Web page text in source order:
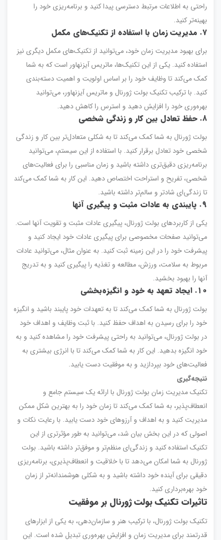
راحتی به اطلاعات مرتبط دسترسی پیدا کنید و برنامه‌ریزی خود را
بهینه‌تر کنید.
۷. مدیریت زمان با استفاده از تکنیک‌های مکمل
برای بهبود مدیریت زمان خود، می‌توانید از تکنیک‌های مکمل دیگری نیز
استفاده کنید. یکی از این تکنیک‌ها، ماتریس آیزنهاور است که به شما
کمک می‌کند تا وظایف خود را بر اساس اولویت و اهمیت دسته‌بندی
کنید. با ترکیب تکنیک بولت ژورنال و ماتریس آیزنهاور، می‌توانید
بهره‌وری خود را افزایش دهید و استرس را کاهش دهید.
۸. حفظ تعادل بین کار و زندگی شخصی
بولت ژورنال به شما کمک می‌کند تا به شکلی متعادل‌تر بین کار و زندگی
شخصی خود تعادل برقرار کنید. با استفاده از این سیستم، می‌توانید
برنامه‌ریزی دقیق‌تری داشته باشید و زمان مناسبی را برای فعالیت‌های
شخصی، تفریح و استراحت اختصاص دهید. این کار به شما کمک می‌کند
تا زندگی‌ای شادتر و سالم‌تر داشته باشید.
۹. پایبندی به عادات مثبت و پیگیری آنها
یکی از کاربردهای بولت ژورنال، پیگیری عادات مثبت و تقویت آنها است.
می‌توانید صفحات مخصوصی برای پیگیری عادات خود ایجاد کنید و
پیشرفت خود را در این زمینه ثبت کنید. به عنوان مثال، می‌توانید عادات
مربوط به سلامت، ورزش، مطالعه و تغذیه را پیگیری کنید و به تدریج
آنها را بهبود بخشید.
۱۰. ایجاد تعهد به خود و انگیزه‌بخشی
بولت ژورنال به شما کمک می‌کند تا به تعهدات خود پایبند باشید و انگیزه
خود را برای رسیدن به اهداف حفظ کنید. با ثبت وظایف و اهداف خود
در بولت ژورنال، می‌توانید به راحتی پیشرفت خود را مشاهده کنید و به
خود انگیزه بدهید. این کار به شما کمک می‌کند تا با انرژی بیشتری به
فعالیت‌های خود بپردازید و به موفقیت دست یابید.
نتیجه‌گیری
تکنیک مدیریت زمان بولت ژورنال با ارائه یک سیستم جامع و
انعطاف‌پذیر، به شما کمک می‌کند تا زمان خود را به بهترین شکل ممکن
مدیریت کنید و به اهداف و آرزوهای خود دست یابید. با رعایت نکات و
اصولی که در این بخش بیان شد، می‌توانید به طور مؤثرتری از این
تکنیک استفاده کنید و زندگی‌ای منظم‌تر و موفق‌تر داشته باشید. بولت
ژورنال به شما امکان می‌دهد تا با خلاقیت و انعطاف‌پذیری، برنامه‌ریزی
دقیقی برای آینده خود داشته باشید و به شکلی هوشمندانه‌تر از زمان
خود بهره‌برداری کنید.
تاثیرات تکنیک بولت ژورنال بر موفقیت
تکنیک بولت ژورنال، با ترکیب هنر و سازمان‌دهی، به یکی از ابزارهای
قدرتمند برای مدیریت زمان و افزایش بهره‌وری تبدیل شده است. این